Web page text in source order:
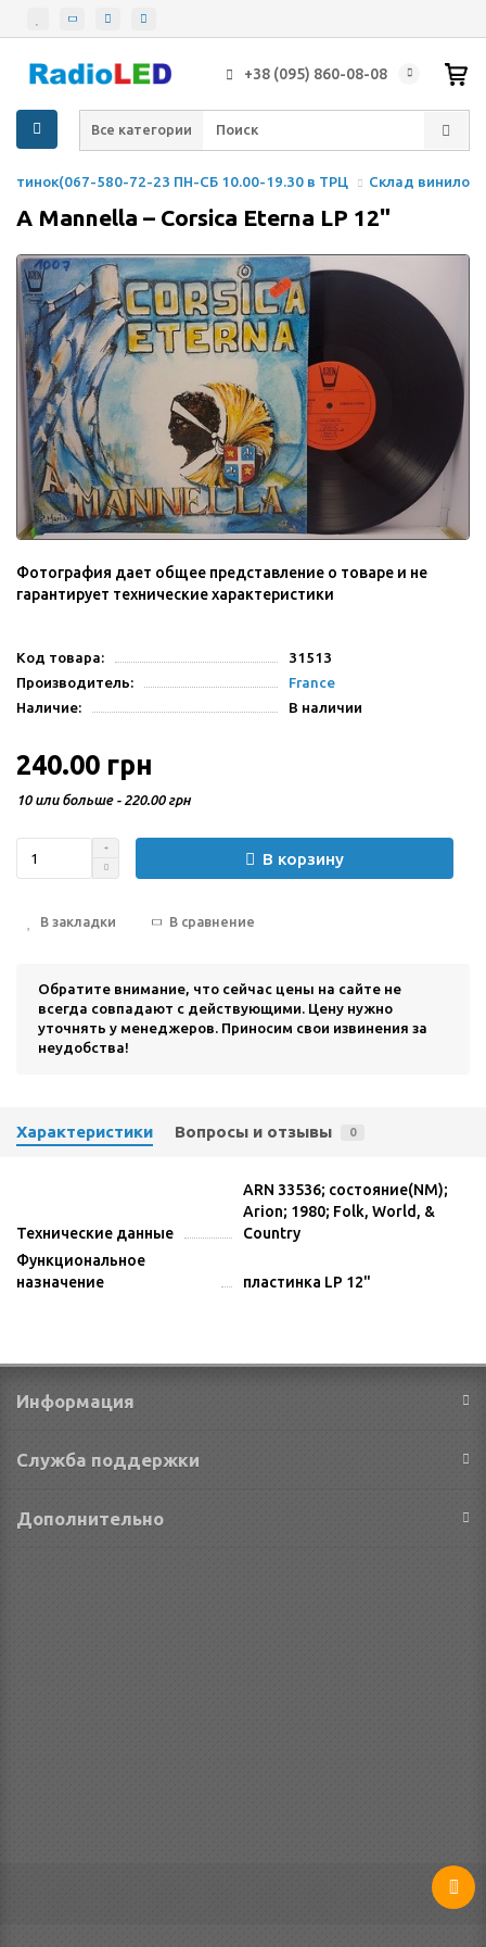
+38 (095) 860-08-08
Все категории
580-72-23 ПН-СБ 10.00-19.30 в ТРЦ Склад
A Mannella – Corsica Eterna LP 12"
Фотография дает общее представление о товаре и не
гарантирует технические характеристики
Код товара:
31513
Производитель:
France
Наличие:
В наличии
240.00 грн
10 или больше - 220.00 грн
В корзину
В закладки В сравнение
Обратите внимание, что сейчас цены на сайте не
всегда совпадают с действующими. Цену нужно
уточнять у менеджеров. Приносим свои извинения за
неудобства!
Характеристики Вопросы и отзывы 0
Технические данные
ARN 33536; состояние(NM);
Arion; 1980; Folk, World, &
Country
Функциональное
назначение
пластинка LP 12"
Информация
Служба поддержки
Дополнительно